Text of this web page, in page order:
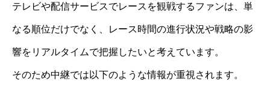
テレビや配信サービスでレースを観戦するファンは、単
なる順位だけでなく、レース時間の進行状況や戦略の影
響をリアルタイムで把握したいと考えています。
そのため中継では以下のような情報が重視されます。